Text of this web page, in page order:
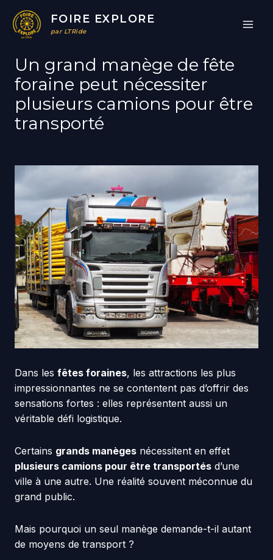
contenu
FOIRE EXPLORE
par LTRide
Un grand manège de fête
foraine peut nécessiter
plusieurs camions pour être
transporté
Dans les fêtes foraines, les attractions les plus
impressionnantes ne se contentent pas d’offrir des
sensations fortes : elles représentent aussi un
véritable défi logistique.
Certains grands manègesnécessitent en effet
plusieurs camions pour être transportésd’une
ville à une autre. Une réalité souvent méconnue du
grand public.
Mais pourquoi un seul manège demande-t-il autant
de moyens de transport ?